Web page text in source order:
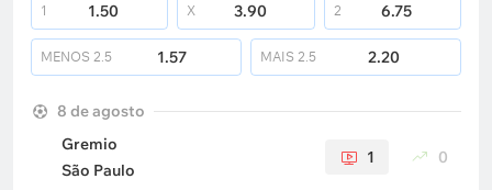
1 1.50 X 3.90 2 6.75
MENOS 2.5 1.57 MAIS 2.5 2.20
8 de agosto
Gremio
São Paulo
1 0